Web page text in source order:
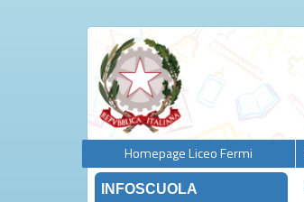
Homepage Liceo Fermi
INFOSCUOLA